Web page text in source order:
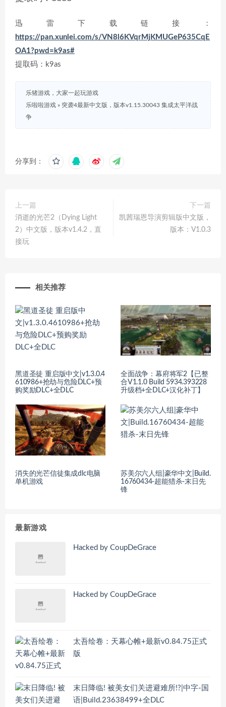
迅雷下载链接：
https://pan.xunlei.com/s/VN8l6KVqrMjKMUGeP635CqE
OA1?pwd=k9as#
提取码：k9as
乐猪游戏，大家一起玩游戏
乐啦啦游戏 » 突袭4最新中文版，版本v1.15.30043 集成太平洋战
争
分享到：
上一篇
消逝的光芒2（Dying Light
2）中文版，版本v1.4.2，直
接玩
下一篇
凯茜瑞恩导演剪辑版中文版，
版本：V1.0.3
相关推荐
黑道圣徒 重启版中文|v1.3.0.4
610986+抢劫与危险DLC+预
购奖励DLC+全DLC
全面战争：幕府将军2【已整
合V1.1.0 Build 5934.393228
升级档+全DLC+汉化补丁】
消失的光芒信徒集成dlc电脑
单机游戏
苏美尔六人组|豪华中文|Build.
16760434-超能猎杀-末日先
锋
最新游戏
Hacked by CoupDeGrace
Hacked by CoupDeGrace
太吾绘卷：天幕心帷+最新v0.84.75正式
版
末日降临! 被美女们关进避难所!?|中字-国
语|Build.23638499+全DLC